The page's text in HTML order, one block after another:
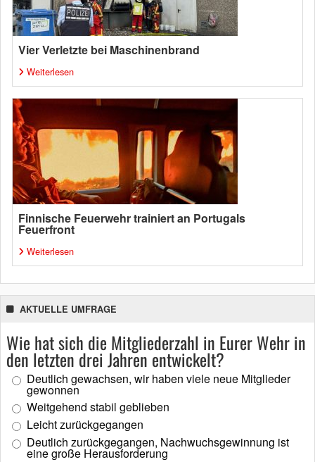
Vier Verletzte bei Maschinenbrand
Weiterlesen
Finnische Feuerwehr trainiert an Portugals
Feuerfront
Weiterlesen
AKTUELLE UMFRAGE
Wie hat sich die Mitgliederzahl in Eurer Wehr in
den letzten drei Jahren entwickelt?
Deutlich gewachsen, wir haben viele neue Mitglieder
gewonnen
Weitgehend stabil geblieben
Leicht zurückgegangen
Deutlich zurückgegangen, Nachwuchsgewinnung ist
eine große Herausforderung